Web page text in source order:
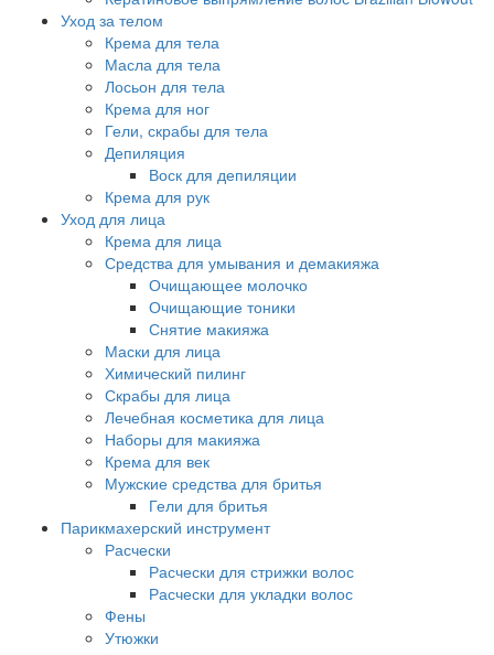
Уход за телом
Крема для тела
Масла для тела
Лосьон для тела
Крема для ног
Гели, скрабы для тела
Депиляция
Воск для депиляции
Крема для рук
Уход для лица
Крема для лица
Средства для умывания и демакияжа
Очищающее молочко
Очищающие тоники
Снятие макияжа
Маски для лица
Химический пилинг
Скрабы для лица
Лечебная косметика для лица
Наборы для макияжа
Крема для век
Мужские средства для бритья
Гели для бритья
Парикмахерский инструмент
Расчески
Расчески для стрижки волос
Расчески для укладки волос
Фены
Утюжки